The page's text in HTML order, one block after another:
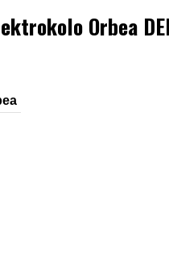
Orbea